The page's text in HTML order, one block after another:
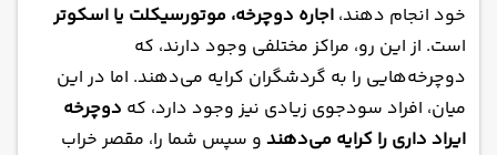
خود انجام دهند، اجاره دوچرخه، موتورسیکلت یا اسکوتر
است. از این رو، مراکز مختلفی وجود دارند، که
دوچرخه‌هایی را به گردشگران کرایه می‌دهند. اما در این
میان، افراد سودجوی زیادی نیز وجود دارد، که دوچرخه
ایراد داری را کرایه می‌دهند و سپس شما را، مقصر خراب